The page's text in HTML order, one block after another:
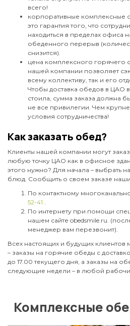
всего!
корпоративные комплексные
это гарантия того, что
находиться в пределах офиса
обеденного перерыв
снизится).
цена комплексного горячего
нашей компании позволяет
всему коллективу, так и его
Чтобы доставка обедов в ЦАО
стоила, сумма заказа должна
не все привилегии. Чем
условия сотрудничества!
Как заказать обед?
Клиенты нашей компании могут
любую точку ЦАО как в офисное
этого нужно? Для начала – выбрать
блюд. Сообщить о своем заказе
По контактному
52-41 .
По интернету при помощи
нашем сайте obedsmile.ru.
менеджер вам перезвонит).
Всех настоящих и будущих
– заказы на горячие обеды с
до 17.00 текущего дня, а заказы на
следующие недели – в любой
Комплексные